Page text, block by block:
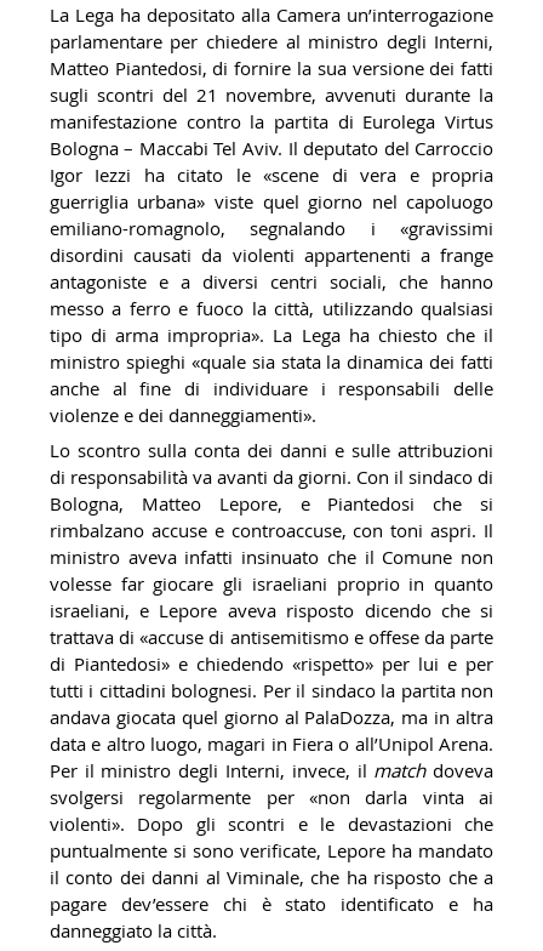
La Lega ha depositato alla Camera un’interrogazione
parlamentare per chiedere al ministro degli Interni,
Matteo Piantedosi, di fornire la sua versione dei fatti
sugli scontri del 21 novembre, avvenuti durante la
manifestazione contro la partita di Eurolega Virtus
Bologna – Maccabi Tel Aviv. Il deputato del Carroccio
Igor Iezzi ha citato le «scene di vera e propria
guerriglia urbana» viste quel giorno nel capoluogo
emiliano-romagnolo, segnalando i «gravissimi
disordini causati da violenti appartenenti a frange
antagoniste e a diversi centri sociali, che hanno
messo a ferro e fuoco la città, utilizzando qualsiasi
tipo di arma impropria». La Lega ha chiesto che il
ministro spieghi «quale sia stata la dinamica dei fatti
anche al fine di individuare i responsabili delle
violenze e dei danneggiamenti».
Lo scontro sulla conta dei danni e sulle attribuzioni
di responsabilità va avanti da giorni. Con il sindaco di
Bologna, Matteo Lepore, e Piantedosi che si
rimbalzano accuse e controaccuse, con toni aspri. Il
ministro aveva infatti insinuato che il Comune non
volesse far giocare gli israeliani proprio in quanto
israeliani, e Lepore aveva risposto dicendo che si
trattava di «accuse di antisemitismo e offese da parte
di Piantedosi» e chiedendo «rispetto» per lui e per
tutti i cittadini bolognesi. Per il sindaco la partita non
andava giocata quel giorno al PalaDozza, ma in altra
data e altro luogo, magari in Fiera o all’Unipol Arena.
Per il ministro degli Interni, invece, il matchdoveva
svolgersi regolarmente per «non darla vinta ai
violenti». Dopo gli scontri e le devastazioni che
puntualmente si sono verificate, Lepore ha mandato
il conto dei danni al Viminale, che ha risposto che a
pagare dev’essere chi è stato identificato e ha
danneggiato la città.